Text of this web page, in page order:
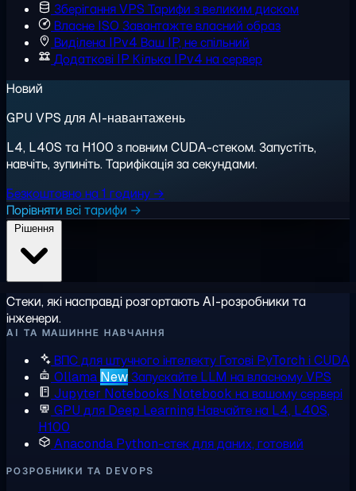
Зберігання VPS Тарифи з великим диском
Власне ISO Завантажте власний образ
Виділена IPv4 Ваш IP, не спільний
Додаткові IP Кілька IPv4 на сервер
Новий
GPU VPS для AI-навантажень
L4, L40S та H100 з повним CUDA-стеком. Запустіть,
навчіть, зупиніть. Тарифікація за секундами.
Безкоштовно на 1 годину →
Порівняти всі тарифи →
Стеки, які насправді розгортають AI-розробники та
інженери.
AI ТА МАШИННЕ НАВЧАННЯ
ВПС для штучного інтелектуГотові PyTorch і CUDA
Ollama NewЗапускайте LLM на власному VPS
Jupyter Notebooks Notebook на вашому сервері
GPU для Deep Learning Навчайте на L4, L40S,
H100
Anaconda Python-стек для даних, готовий
РОЗРОБНИКИ ТА DEVOPS